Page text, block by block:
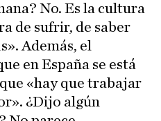
No. Es la cultura
de sufrir, de saber
Además, el
en España se está
«hay que trabajar
¿Dijo algún